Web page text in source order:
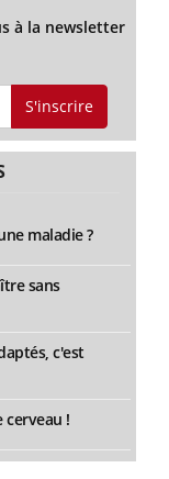
à la newsletter
S'inscrire
maladie ?
sans
c'est
!